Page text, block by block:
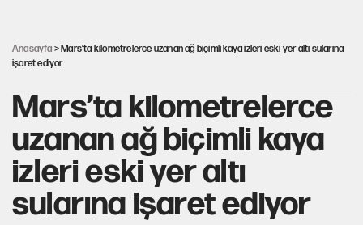
Anasayfa > Mars’ta kilometrelerce uzanan ağ biçimli kaya izleri eski yer altı sularına
işaret ediyor
Mars’ta kilometrelerce
uzanan ağ biçimli kaya
izleri eski yer altı
sularına işaret ediyor